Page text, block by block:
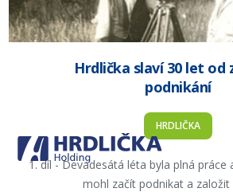
Hrdlička slaví 30 let od
podnikání
HRDLIČKA
1. díl - Devadesátá léta byla plná práce
mohl začít podnikat a založit